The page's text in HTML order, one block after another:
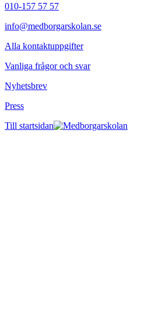
010-157 57 57
info@medborgarskolan.se
Alla kontaktuppgifter
Vanliga frågor och svar
Nyhetsbrev
Press
Till startsidan